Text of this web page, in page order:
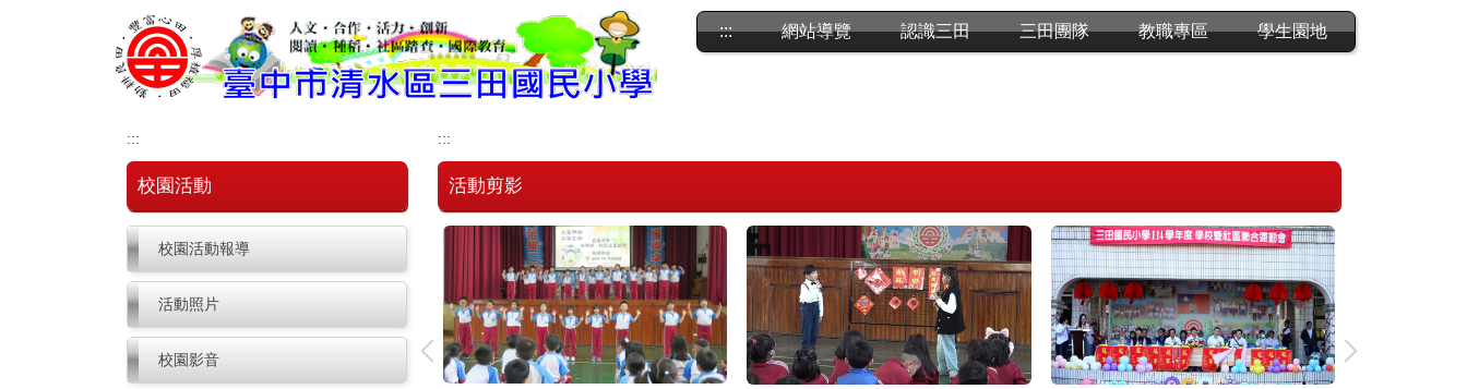
::: 網站導覽 認識三田 三田團隊 教職專區 學生園地
:::
校園活動
校園活動報導
活動照片
校園影音
:::
活動剪影